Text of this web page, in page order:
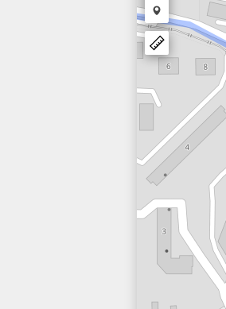
polyline
a
polygon
Draw
a
marker